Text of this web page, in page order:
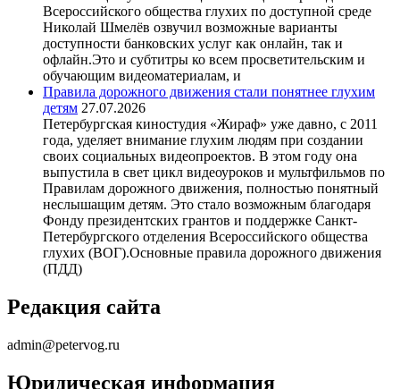
Всероссийского общества глухих по доступной среде
Николай Шмелёв озвучил возможные варианты
доступности банковских услуг как онлайн, так и
офлайн.Это и субтитры ко всем просветительским и
обучающим видеоматериалам, и
Правила дорожного движения стали понятнее глухим
детям 27.07.2026
Петербургская киностудия «Жираф» уже давно, с 2011
года, уделяет внимание глухим людям при создании
своих социальных видеопроектов. В этом году она
выпустила в свет цикл видеоуроков и мультфильмов по
Правилам дорожного движения, полностью понятный
неслышащим детям. Это стало возможным благодаря
Фонду президентских грантов и поддержке Санкт-
Петербургского отделения Всероссийского общества
глухих (ВОГ).Основные правила дорожного движения
(ПДД)
Редакция сайта
admin@petervog.ru
Юридическая информация